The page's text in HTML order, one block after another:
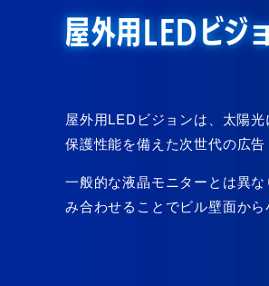
屋外用LEDビジ
屋外用LEDビジョンは、太陽
保護性能を備えた次世代の広告
一般的な液晶モニターとは異
み合わせることでビル壁面か